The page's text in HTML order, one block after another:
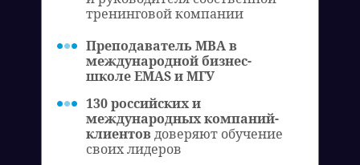
тренинговой компании
130 российских и
международных компаний-
клиентовдоверяют обучение
своих лидеров
Преподаватель MBA в
международной бизнес-
школе EMAS и МГУ